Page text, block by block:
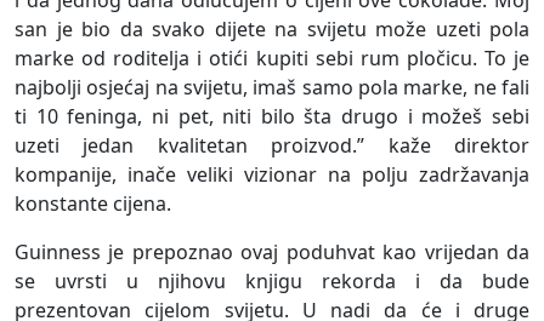
san je bio da svako dijete na svijetu može uzeti pola
marke od roditelja i otići kupiti sebi rum pločicu. To je
najbolji osjećaj na svijetu, imaš samo pola marke, ne fali
ti 10 feninga, ni pet, niti bilo šta drugo i možeš sebi
uzeti jedan kvalitetan proizvod.” kaže direktor
kompanije, inače veliki vizionar na polju zadržavanja
konstante cijena.
Guinness je prepoznao ovaj poduhvat kao vrijedan da
se uvrsti u njihovu knjigu rekorda i da bude
prezentovan cijelom svijetu. U nadi da će i druge